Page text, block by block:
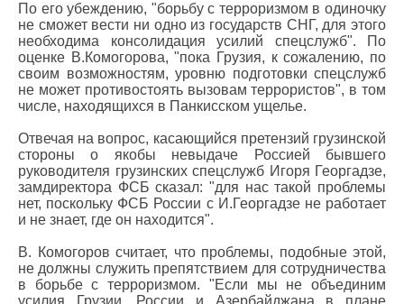
По его убеждению, "борьбу с терроризмом в одиночку
не сможет вести ни одно из государств СНГ, для этого
необходима консолидация усилий спецслужб". По
оценке В.Комогорова, "пока Грузия, к сожалению, по
своим возможностям, уровню подготовки спецслужб
не может противостоять вызовам террористов", в том
числе, находящихся в Панкисском ущелье.
Отвечая на вопрос, касающийся претензий грузинской
стороны о якобы невыдаче Россией бывшего
руководителя грузинских спецслужб Игоря Георгадзе,
замдиректора ФСБ сказал: "для нас такой проблемы
нет, поскольку ФСБ России с И.Георгадзе не работает
и не знает, где он находится".
В. Комогоров считает, что проблемы, подобные этой,
не должны служить препятствием для сотрудничества
в борьбе с терроризмом. "Если мы не объединим
усилия Грузии, России и Азербайджана в плане